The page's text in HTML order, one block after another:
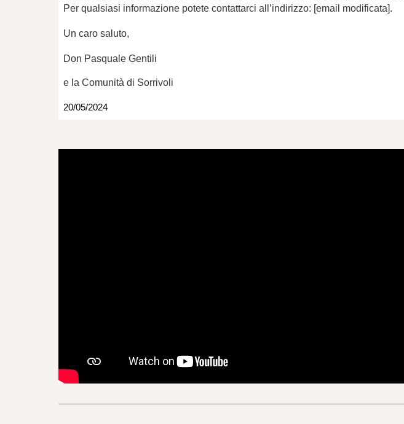
Per qualsiasi informazione potete contattarci all’indirizzo: [email modificata].
Un caro saluto,
Don Pasquale Gentili
e la Comunità di Sorrivoli
20/05/2024